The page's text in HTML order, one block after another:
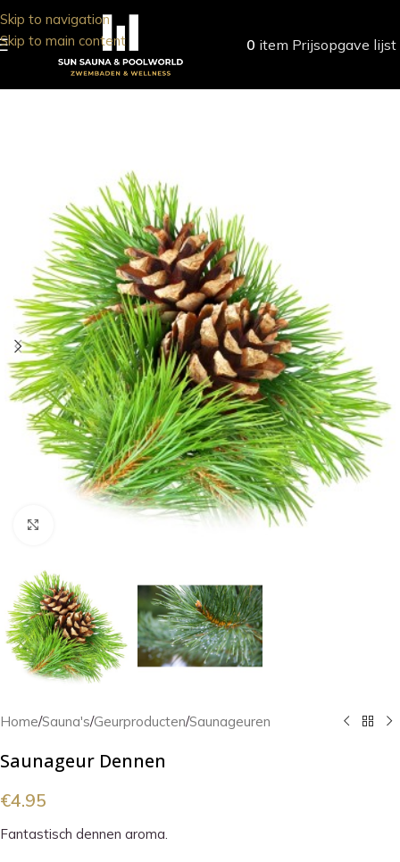
Skip to navigation
Skip to main content
0 item Prijsopgave lijst
Home/Sauna's/Geurproducten/Saunageuren
Saunageur Dennen
€4.95
Fantastisch dennen aroma.